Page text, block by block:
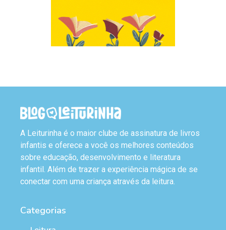
A Leiturinha é o maior clube de assinatura de livros
infantis e oferece a você os melhores conteúdos
sobre educação, desenvolvimento e literatura
infantil. Além de trazer a experiência mágica de se
conectar com uma criança através da leitura.
Categorias